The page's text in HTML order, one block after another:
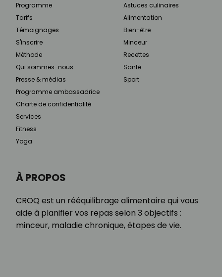
À PROPOS
CROQ est un rééquilibrage alimentaire qui vous
aide à planifier vos repas selon 3 objectifs :
minceur, maladie chronique, étapes de vie.
Programme
Tarifs
Témoignages
S'inscrire
Méthode
Qui sommes-nous
Presse & médias
Programme ambassadrice
Charte de confidentialité
Services
Fitness
Yoga
Astuces culinaires
Alimentation
Bien-être
Minceur
Recettes
Santé
Sport